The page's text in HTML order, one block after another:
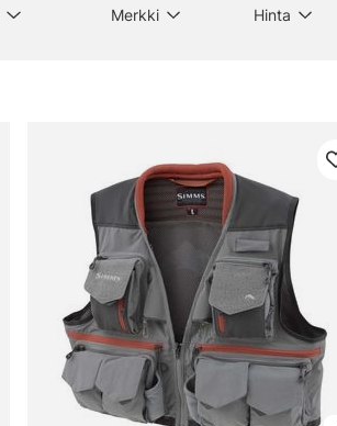
Merkki Hinta